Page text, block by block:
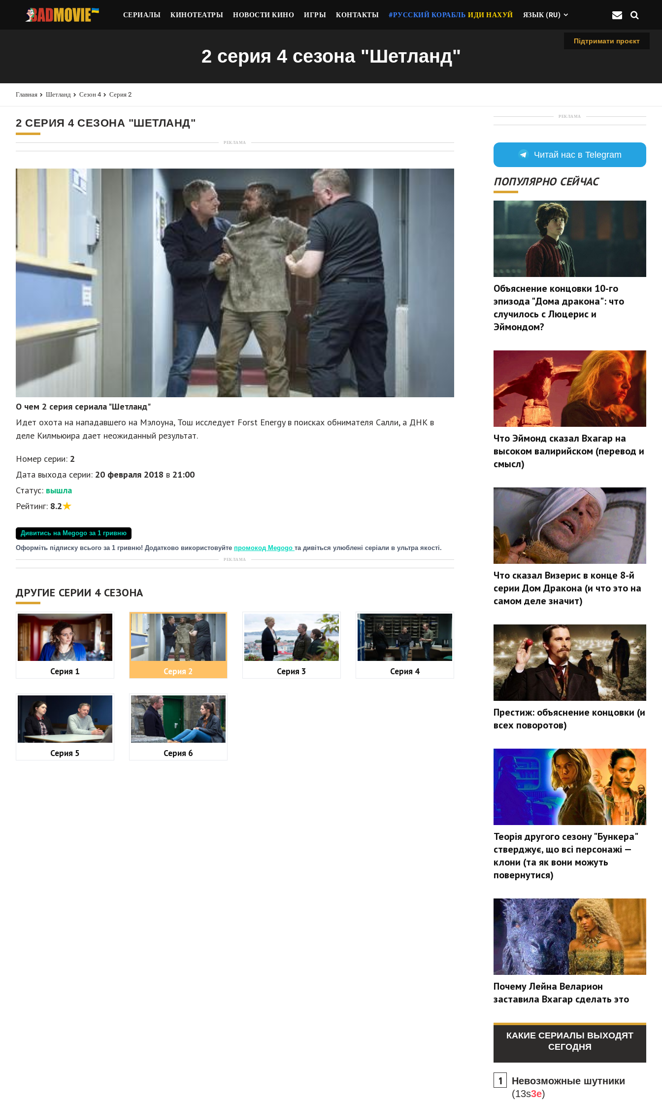
СЕРИАЛЫ КИНОТЕАТРЫ НОВОСТИ КИНО ИГРЫ КОНТАКТЫ #РУССКИЙ КОРАБЛЬ ИДИ НАХУЙ ЯЗЫК (RU)
Підтримати проєкт
2 серия 4 сезона "Шетланд"
Главная Шетланд Сезон 4 Серия 2
2 СЕРИЯ 4 СЕЗОНА "ШЕТЛАНД"
РЕКЛАМА
О чем 2 серия сериала "Шетланд"
Идет охота на нападавшего на Мэлоуна, Тош исследует Forst Energy в поисках обнимателя Салли, а ДНК в
деле Килмьюира дает неожиданный результат.
Номер серии: 2
Дата выхода серии: 20 февраля 2018 в 21:00
Статус: вышла
Рейтинг: 8.2
Дивитись на Megogo за 1 гривню
Оформіть підписку всього за 1 гривню! Додатково використовуйте промокод Megogo та дивіться улюблені серіали в ультра якості.
РЕКЛАМА
ДРУГИЕ СЕРИИ 4 СЕЗОНА
Серия 1 Серия 2 Серия 3 Серия 4
Серия 5 Серия 6
РЕКЛАМА
Читай нас в Telegram
ПОПУЛЯРНО СЕЙЧАС
Объяснение концовки 10-го
эпизода "Дома дракона": что
случилось с Люцерис и
Эймондом?
Что Эймонд сказал Вхагар на
высоком валирийском (перевод и
смысл)
Что сказал Визерис в конце 8-й
серии Дом Дракона (и что это на
самом деле значит)
Престиж: объяснение концовки (и
всех поворотов)
Теорія другого сезону "Бункера"
стверджує, що всі персонажі —
клони (та як вони можуть
повернутися)
Почему Лейна Веларион
заставила Вхагар сделать это
КАКИЕ СЕРИАЛЫ ВЫХОДЯТ
СЕГОДНЯ
Невозможные шутники
(13s3e)